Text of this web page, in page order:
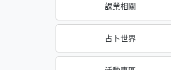
課業相關
占卜世界